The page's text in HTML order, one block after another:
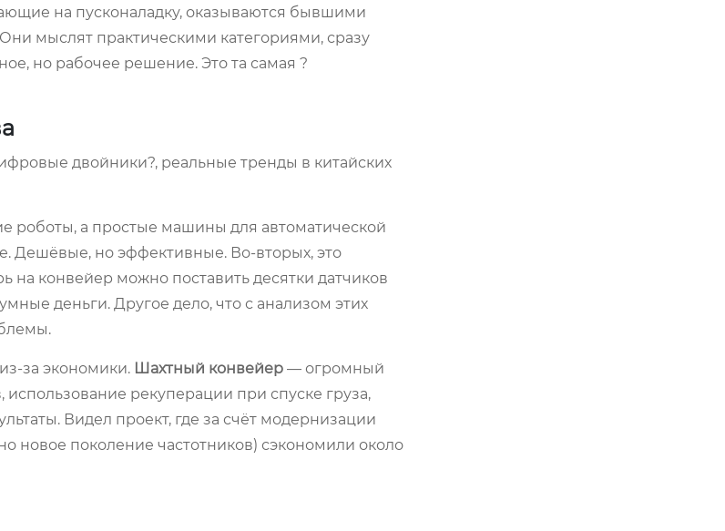
на пусконаладку, оказываются бывшими
мыслят практическими категориями, сразу
но рабочее решение. Это та самая ?
двойники?, реальные тренды в китайских
роботы, а простые машины для автоматической
Дешёвые, но эффективные. Во-вторых, это
на конвейер можно поставить десятки датчиков
деньги. Другое дело, что с анализом этих
за экономики. Шахтный конвейер — огромный
рекуперации при спуске груза,
Видел проект, где за счёт модернизации
новое поколение частотников) сэкономили около